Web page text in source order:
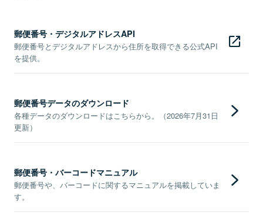
郵便番号・デジタルアドレスAPI
郵便番号とデジタルアドレスから住所を取得できる公式API
を提供。
郵便番号データのダウンロード
各種データのダウンロードはこちらから。（2026年7月31日
更新）
郵便番号・バーコードマニュアル
郵便番号や、バーコードに関するマニュアルを掲載していま
す。